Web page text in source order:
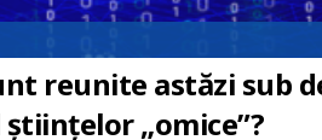
reunite astăzi sub
„omice”?